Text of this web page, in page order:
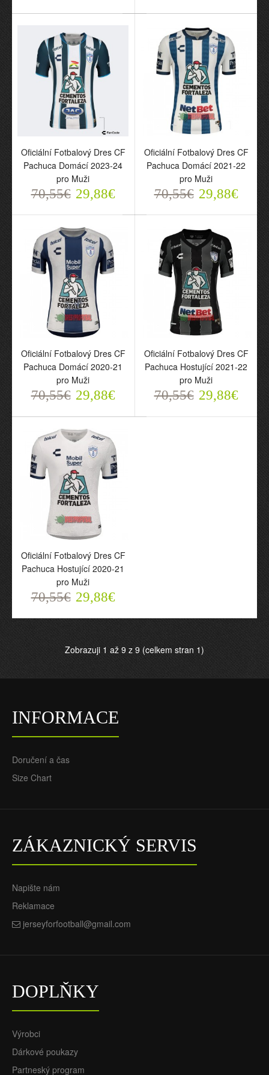
Oficiální Fotbalový Dres
CF Pachuca Domácí
2023-24 pro Muži
70,55€
Oficiální Fotbalový Dres
CF Pachuca Domácí
2021-22 pro Muži
70,55€
Oficiální Fotbalový Dres
CF Pachuca Domácí
2020-21 pro Muži
70,55€ 29,88€
Oficiální Fotbalový Dres
CF Pachuca Hostující
2021-22 pro Muži
70,55€ 29,88€
Oficiální Fotbalový Dres
CF Pachuca Hostující
2020-21 pro Muži
Oficiální Fotbalový Dres CF
Pachuca Domácí 2023-24
pro Muži
70,55€ 29,88€
Oficiální Fotbalový Dres CF
Pachuca Domácí 2021-22
pro Muži
70,55€ 29,88€
Oficiální Fotbalový Dres CF
Pachuca Domácí 2020-21
pro Muži
70,55€ 29,88€
Oficiální Fotbalový Dres CF
Pachuca Hostující 2021-22
pro Muži
70,55€ 29,88€
Oficiální Fotbalový Dres CF
Pachuca Hostující 2020-21
pro Muži
70,55€ 29,88€
Zobrazuji 1 až 9 z 9 (celkem stran 1)
INFORMACE
Doručení a čas
Size Chart
ZÁKAZNICKÝ SERVIS
Napište nám
Reklamace
jerseyforfootball@gmail.com
DOPLŇKY
Výrobci
Dárkové poukazy
Partneský program